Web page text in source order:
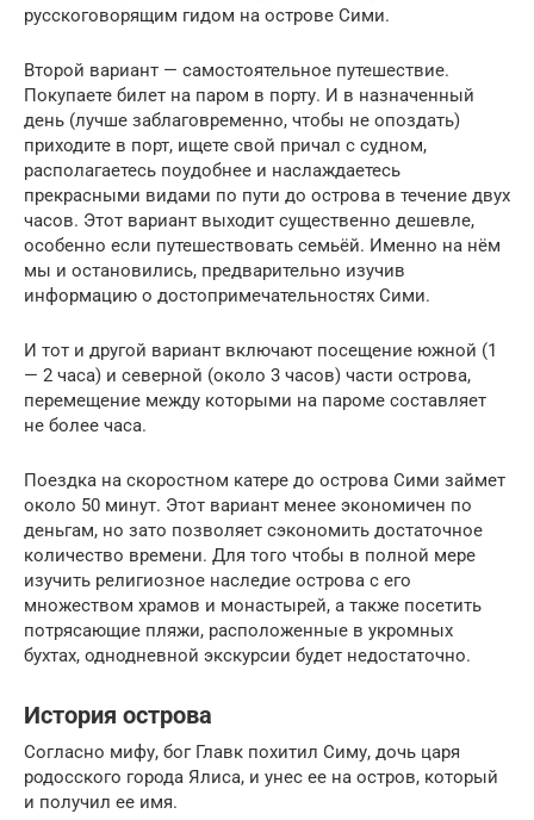
русскоговорящим гидом на острове Сими.
Второй вариант — самостоятельное путешествие.
Покупаете билет на паром в порту. И в назначенный
день (лучше заблаговременно, чтобы не опоздать)
приходите в порт, ищете свой причал с судном,
располагаетесь поудобнее и наслаждаетесь
прекрасными видами по пути до острова в течение двух
часов. Этот вариант выходит существенно дешевле,
особенно если путешествовать семьёй. Именно на нём
мы и остановились, предварительно изучив
информацию о достопримечательностях Сими.
И тот и другой вариант включают посещение южной (1
— 2 часа) и северной (около 3 часов) части острова,
перемещение между которыми на пароме составляет
не более часа.
Поездка на скоростном катере до острова Сими займет
около 50 минут. Этот вариант менее экономичен по
деньгам, но зато позволяет сэкономить достаточное
количество времени. Для того чтобы в полной мере
изучить религиозное наследие острова с его
множеством храмов и монастырей, а также посетить
потрясающие пляжи, расположенные в укромных
бухтах, однодневной экскурсии будет недостаточно.
История острова
Согласно мифу, бог Главк похитил Симу, дочь царя
родосского города Ялиса, и унес ее на остров, который
и получил ее имя.